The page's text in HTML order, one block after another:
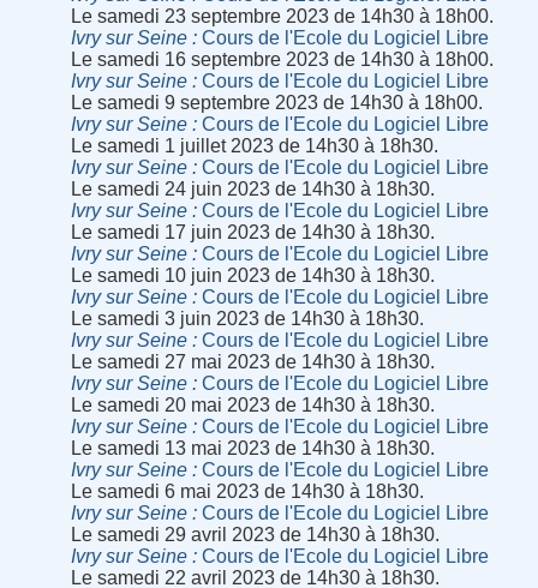
Le samedi 23 septembre 2023 de 14h30 à 18h00.
Ivry sur Seine
Cours de l'Ecole du Logiciel Libre
Le samedi 16 septembre 2023 de 14h30 à 18h00.
Ivry sur Seine
Cours de l'Ecole du Logiciel Libre
Le samedi 9 septembre 2023 de 14h30 à 18h00.
Ivry sur Seine
Cours de l'Ecole du Logiciel Libre
Le samedi 1 juillet 2023 de 14h30 à 18h30.
Ivry sur Seine
Cours de l'Ecole du Logiciel Libre
Le samedi 24 juin 2023 de 14h30 à 18h30.
Ivry sur Seine
Cours de l'Ecole du Logiciel Libre
Le samedi 17 juin 2023 de 14h30 à 18h30.
Ivry sur Seine
Cours de l'Ecole du Logiciel Libre
Le samedi 10 juin 2023 de 14h30 à 18h30.
Ivry sur Seine
Cours de l'Ecole du Logiciel Libre
Le samedi 3 juin 2023 de 14h30 à 18h30.
Ivry sur Seine
Cours de l'Ecole du Logiciel Libre
Le samedi 27 mai 2023 de 14h30 à 18h30.
Ivry sur Seine
Cours de l'Ecole du Logiciel Libre
Le samedi 20 mai 2023 de 14h30 à 18h30.
Ivry sur Seine
Cours de l'Ecole du Logiciel Libre
Le samedi 13 mai 2023 de 14h30 à 18h30.
Ivry sur Seine
Cours de l'Ecole du Logiciel Libre
Le samedi 6 mai 2023 de 14h30 à 18h30.
Ivry sur Seine
Cours de l'Ecole du Logiciel Libre
Le samedi 29 avril 2023 de 14h30 à 18h30.
Ivry sur Seine
Cours de l'Ecole du Logiciel Libre
Le samedi 22 avril 2023 de 14h30 à 18h30.